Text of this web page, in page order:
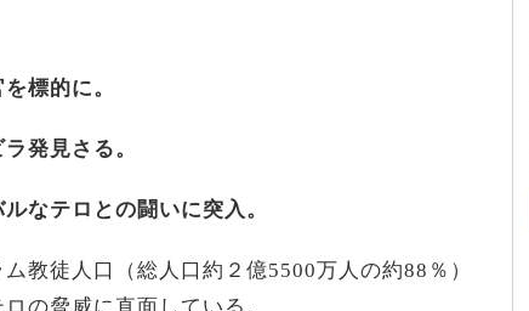
標的に。
発見さる。
なテロとの闘いに突入。
教徒人口（総人口約２億5500万人の約88％）